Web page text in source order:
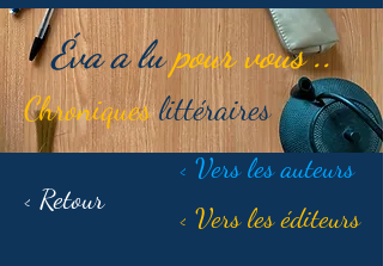
Éva a lupour vous ..
Chroniqueslittéraires
< Retour
< Vers les auteurs
< Vers les éditeurs